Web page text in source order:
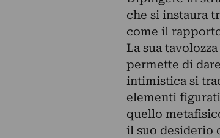
che si instaura
come il
La sua
permette di
intimistica si
elementi
quello
il suo desiderio